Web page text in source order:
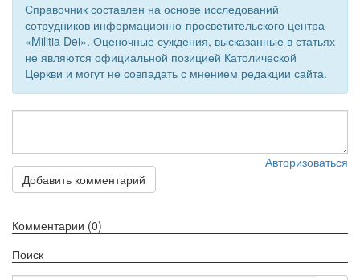
Справочник составлен на основе исследований
сотрудников информационно-просветительского центра
«Militia Dei». Оценочные суждения, высказанные в статьях
не являются официальной позицией Католической
Церкви и могут не совпадать с мнением редакции сайта.
Авторизоваться
Добавить комментарий
Комментарии (0)
Поиск